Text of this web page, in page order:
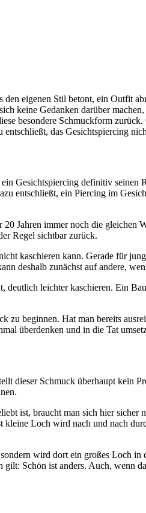
eigenen Stil betont, ein Outfit
keine Gedanken darüber
besondere Schmuckform zurück.
das Gesichtspiercing
Gesichtspiercing definitiv seinen
entschließt, ein Piercing im
Jahren immer noch die gleichen
Regel sichtbar zurück.
kaschieren kann. Gerade für
deshalb zunächst auf andere,
leichter kaschieren. Ein
zu beginnen. Hat man bereits
überdenken und in die Tat
dieser Schmuck überhaupt kein
ist, braucht man sich hier sicher
Loch wird nach und nach
wird dort ein großes Loch
Schön ist anders. Auch, wenn